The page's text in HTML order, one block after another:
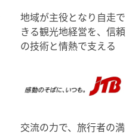
地域が主役となり自走で
きる観光地経営を、信頼
の技術と情熱で支える
交流の力で、旅行者の満